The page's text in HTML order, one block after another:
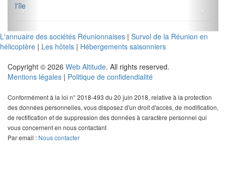
l'île
L'annuaire des sociétés Réunionnaises | Survol de la Réunion en
hélicoptère | Les hôtels | Hébergements saisonniers
Copyright © 2026 Web Altitude. All rights reserved.
Mentions légales | Politique de confidendialité
Conformément à la loi n° 2018-493 du 20 juin 2018, relative à la protection
des données personnelles, vous disposez d'un droit d'accès, de modification,
de rectification et de suppression des données à caractère personnel qui
vous concernent en nous contactant
Par email : Nous contacter